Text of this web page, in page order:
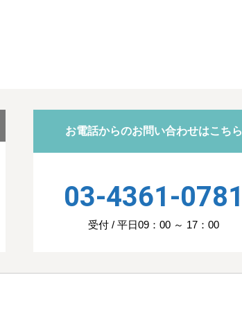
お電話からのお問い合わせはこちら
03-4361-0781
受付 / 平日09：00 ～ 17：00